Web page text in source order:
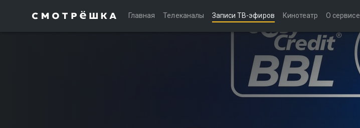
Главная Телеканалы Записи ТВ-эфиров Кинотеатр О сервисе